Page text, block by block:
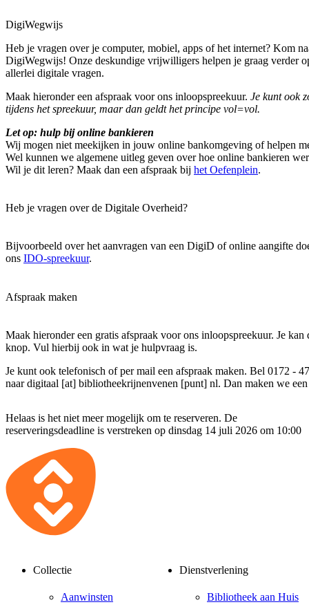
DigiWegwijs
Heb je vragen over je computer, mobiel, apps of het internet? Kom
DigiWegwijs! Onze deskundige vrijwilligers helpen je graag verder
allerlei digitale vragen.
Maak hieronder een afspraak voor ons inloopspreekuur. Je kunt ook
tijdens het spreekuur, maar dan geldt het principe vol=vol.
Let op: hulp bij online bankieren
Wij mogen niet meekijken in jouw online bankomgeving of helpen
Wel kunnen we algemene uitleg geven over hoe online bankieren
Wil je dit leren? Maak dan een afspraak bij het Oefenplein.
Heb je vragen over de Digitale Overheid?
Bijvoorbeeld over het aanvragen van een DigiD of online aangifte
ons IDO-spreekuur.
Afspraak maken
Maak hieronder een gratis afspraak voor ons inloopspreekuur. Je kan
knop. Vul hierbij ook in wat je hulpvraag is.
Je kunt ook telefonisch of per mail een afspraak maken. Bel 0172 -
naardigitaal [at] bibliotheekrijnenvenen [punt] nl. Dan maken we
Helaas is het niet meer mogelijk om te reserveren. De
reserveringsdeadline is verstreken op dinsdag 14 juli 2026 om 10:00
Collectie
Aanwinsten
Dienstverlening
Bibliotheek aan Huis